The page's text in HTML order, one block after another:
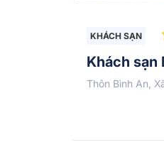
KHÁCH SẠN
Khách sạn
Thôn Bình An,